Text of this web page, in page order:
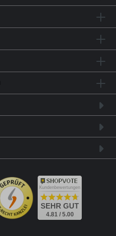
Kundenbewertungen
SEHR GUT
4.81 / 5.00